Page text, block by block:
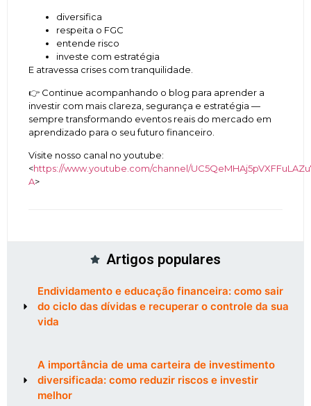
diversifica
respeita o FGC
entende risco
investe com estratégia
E atravessa crises com tranquilidade.
👉 Continue acompanhando o blog para aprender a
investir com mais clareza, segurança e estratégia —
sempre transformando eventos reais do mercado em
aprendizado para o seu futuro financeiro.
Visite nosso canal no youtube:
<https://www.youtube.com/channel/
A>
Artigos populares
Endividamento e educação financeira: como sair
do ciclo das dívidas e recuperar o controle da sua
vida
A importância de uma carteira de investimento
diversificada: como reduzir riscos e investir
melhor